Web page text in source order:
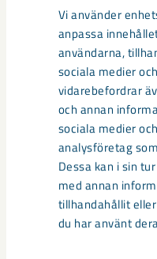
Vi använder
anpassa
användarna,
sociala medier
vidarebefordrar
och annan
sociala medier
analysföretag
Dessa kan i sin
med annan
tillhandahållit
du har använt
Så kan
säkerheten i
Utvecklingen av
robotar med armar och
tekniken blir alltmer